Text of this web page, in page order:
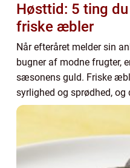
Høsttid: 5 ting
friske æbler
Når efteråret melder sin
bugner af modne frugter,
sæsonens guld. Friske
syrlighed og sprødhed, og